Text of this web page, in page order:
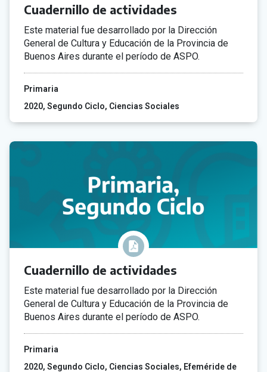
Cuadernillo de actividades
Este material fue desarrollado por la Dirección
General de Cultura y Educación de la Provincia de
Buenos Aires durante el período de ASPO.
Primaria
2020 Segundo Ciclo Ciencias Sociales
Cuadernillo de actividades
Este material fue desarrollado por la Dirección
General de Cultura y Educación de la Provincia de
Buenos Aires durante el período de ASPO.
Primaria
2020 Segundo Ciclo Ciencias Sociales
Efeméride de